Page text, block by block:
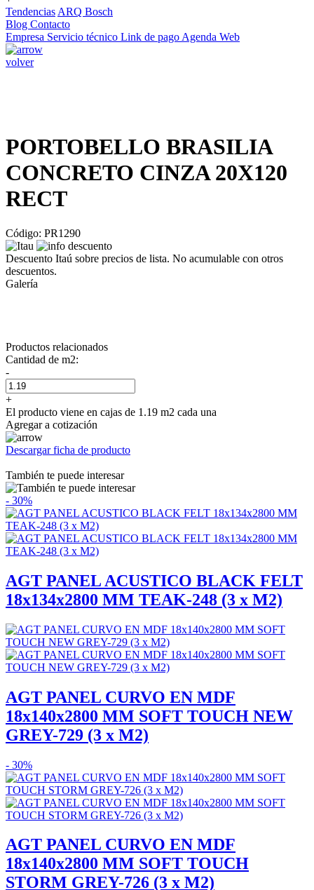
Tendencias ARQ Bosch
Blog Contacto
Empresa Servicio técnico Link de pago Agenda Web
volver
PORTOBELLO BRASILIA
CONCRETO CINZA 20X120
RECT
Código: PR1290
Descuento Itaú sobre precios de lista. No acumulable con otros
descuentos.
Galería
Productos relacionados
Cantidad de m2:
-
+
El producto viene en cajas de 1.19 m2 cada una
Agregar a cotización
Descargar ficha de producto
También te puede interesar
- 30%
AGT PANEL ACUSTICO BLACK FELT
18x134x2800 MM TEAK-248 (3 x M2)
AGT PANEL CURVO EN MDF
18x140x2800 MM SOFT TOUCH NEW
GREY-729 (3 x M2)
- 30%
AGT PANEL CURVO EN MDF
18x140x2800 MM SOFT TOUCH
STORM GREY-726 (3 x M2)